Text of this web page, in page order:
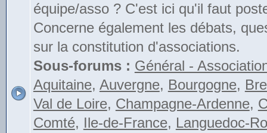
équipe/asso ? C'est ici qu'il faut
Concerne également les débats,
sur la constitution d'associations.
Sous-forums : Général -
Aquitaine, Auvergne, Bourgogne,
Val de Loire, Champagne-Ardenne,
Comté, Ile-de-France, Languedoc-